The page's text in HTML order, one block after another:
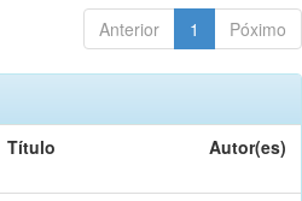
Anterior 1 Póximo
Título Autor(es)